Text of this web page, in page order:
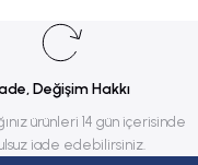
Değişim Hakkı
ürünleri 14 gün içerisinde
iade edebilirsiniz.